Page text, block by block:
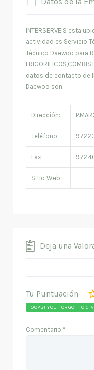
INTERSERVEIS esta
actividad es Servicio
Técnico Daewoo para
datos de contacto de
Daewoo son:
Dirección:
Teléfono:
Fax:
Sitio Web:
Deja una
Tu Puntuación
OOPS! YOU FORGOT TO
Comentario *